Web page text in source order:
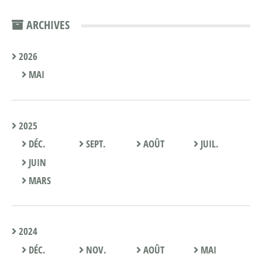
ARCHIVES
2026
MAI
2025
DÉC.
SEPT. AOÛT
JUIL.
JUIN
MARS
2024
DÉC.
NOV. AOÛT
MAI